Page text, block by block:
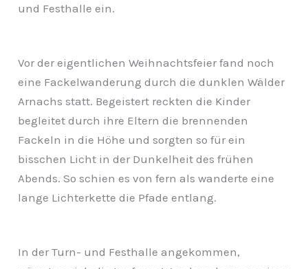
und Festhalle ein.
Vor der eigentlichen Weihnachtsfeier fand noch
eine Fackelwanderung durch die dunklen Wälder
Arnachs statt. Begeistert reckten die Kinder
begleitet durch ihre Eltern die brennenden
Fackeln in die Höhe und sorgten so für ein
bisschen Licht in der Dunkelheit des frühen
Abends. So schien es von fern als wanderte eine
lange Lichterkette die Pfade entlang.
In der Turn- und Festhalle angekommen,